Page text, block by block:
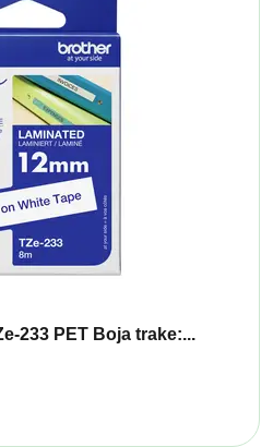
233 PET Boja trake:...